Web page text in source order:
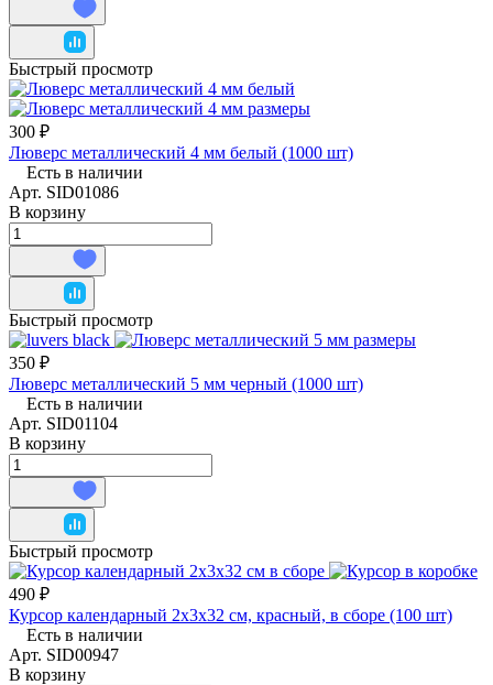
Быстрый просмотр
300 ₽
Люверс металлический 4 мм белый (1000 шт)
Есть в наличии
Арт. SID01086
В корзину
Быстрый просмотр
350 ₽
Люверс металлический 5 мм черный (1000 шт)
Есть в наличии
Арт. SID01104
В корзину
Быстрый просмотр
490 ₽
Курсор календарный 2х3х32 см, красный, в сборе (100 шт)
Есть в наличии
Арт. SID00947
В корзину